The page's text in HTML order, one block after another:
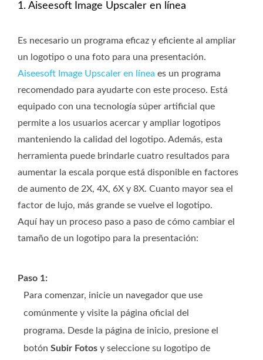
1. Aiseesoft Image Upscaler en línea
Es necesario un programa eficaz y eficiente al ampliar
un logotipo o una foto para una presentación.
Aiseesoft Image Upscaler en línea es un programa
recomendado para ayudarte con este proceso. Está
equipado con una tecnología súper artificial que
permite a los usuarios acercar y ampliar logotipos
manteniendo la calidad del logotipo. Además, esta
herramienta puede brindarle cuatro resultados para
aumentar la escala porque está disponible en factores
de aumento de 2X, 4X, 6X y 8X. Cuanto mayor sea el
factor de lujo, más grande se vuelve el logotipo.
Aquí hay un proceso paso a paso de cómo cambiar el
tamaño de un logotipo para la presentación:
Paso 1:
Para comenzar, inicie un navegador que use
comúnmente y visite la página oficial del
programa. Desde la página de inicio, presione el
botón Subir Fotos y seleccione su logotipo de